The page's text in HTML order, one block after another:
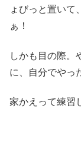
ょびっと置いて
ぁ！
しかも目の際。
に、自分でやっ
家かえって練習